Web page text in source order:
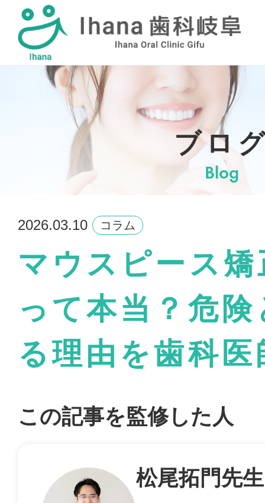
採用情報
ブロ
Blog
2026.03.10 コラム
マウスピース
って本当？危
る理由を歯科
この記事を監修した人
松尾拓門先生